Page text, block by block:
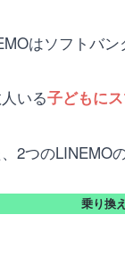
はソフトバ
いる子どもに
2つのLINEMO
乗り換